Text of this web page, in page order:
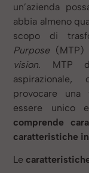
un’azienda
abbia almeno
scopo di
Purpose(MTP)
vision. MTP
provocare una
essere unico
comprende
caratteristiche
Le